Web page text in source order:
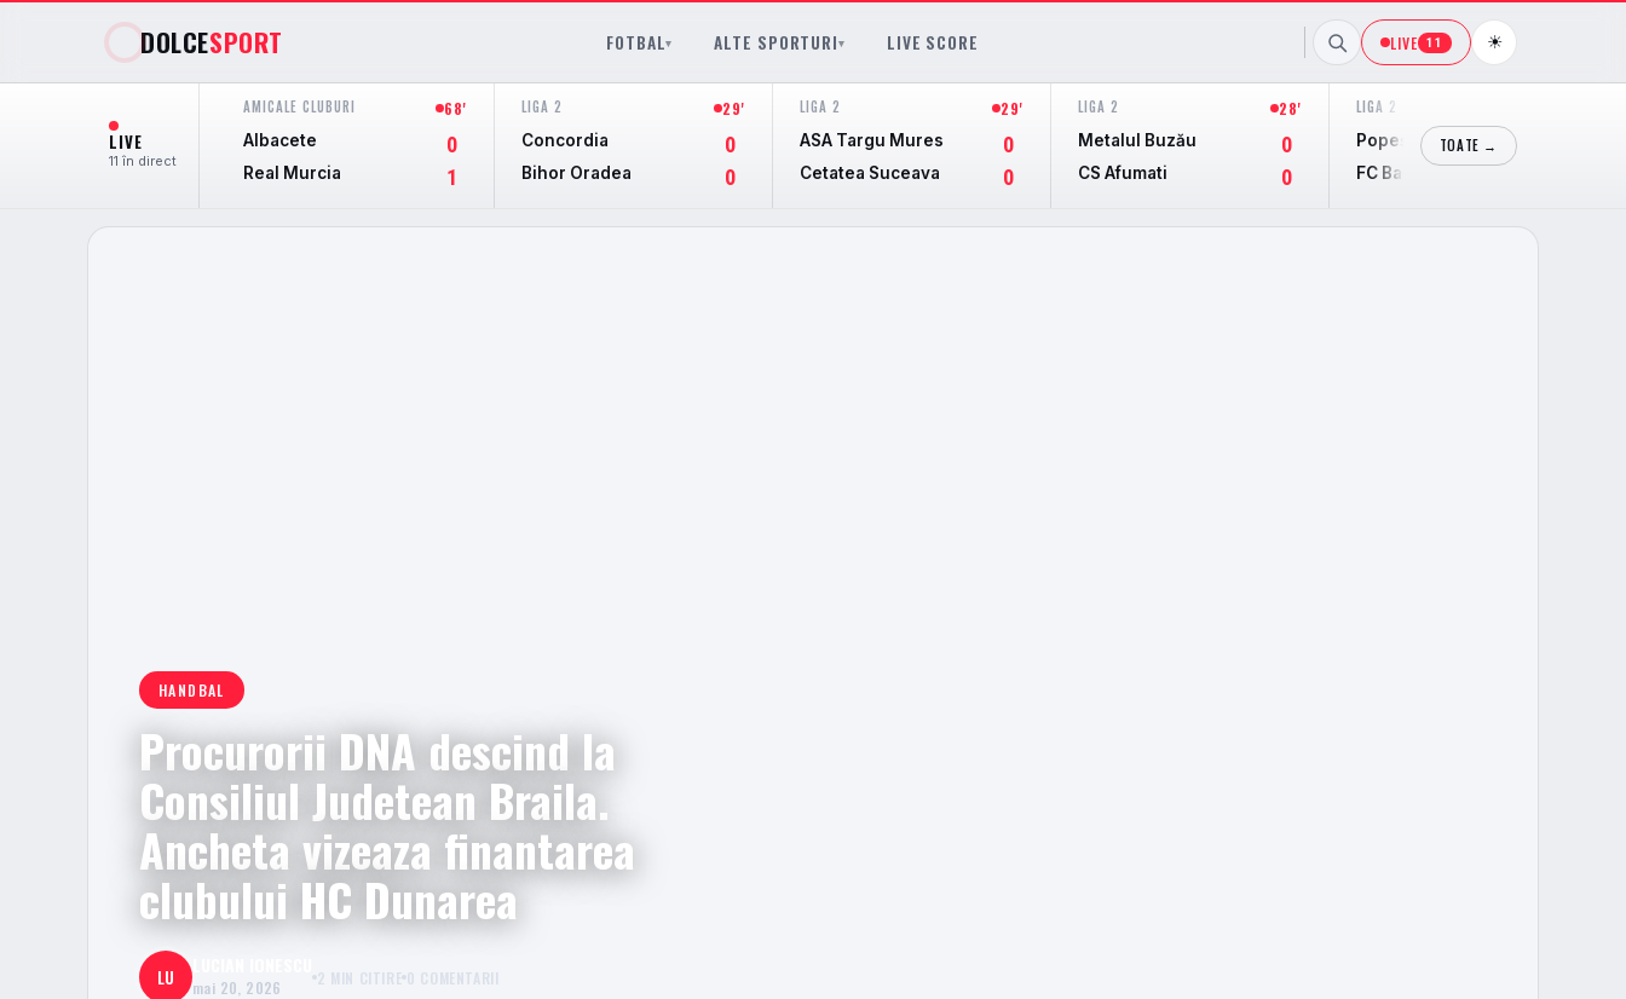
DOLCESPORT FOTBAL▾ ALTE SPORTURI▾ LIVE SCORE LIVE 11 ☀
LIVE
11 în direct
AMICALE CLUBURI 68'
Albacete 0
Real Murcia 1
LIGA 2 29'
Concordia 0
Bihor Oradea 0
LIGA 2 29'
ASA Targu Mures 0
Cetatea Suceava 0
LIGA 2 28'
Metalul Buzău 0
CS Afumati 0
LIGA 2
Popești-Leordeni
FC Bacau
TOATE →
HANDBAL
Procurorii DNA descind la
Consiliul Judetean Braila.
Ancheta vizeaza finantarea
clubului HC Dunarea
LU mai 20, 2026 2 MIN CITIRE 0 COMENTARII